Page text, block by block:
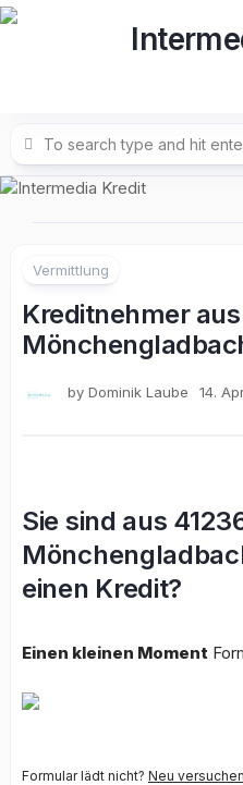
Skip
Vermittlung
Kreditnehmer
by Dominik Laube 14.
Sie sind aus
einen Kredit?
Einen kleinen Moment
Formular lädt nicht? Neu versuchen